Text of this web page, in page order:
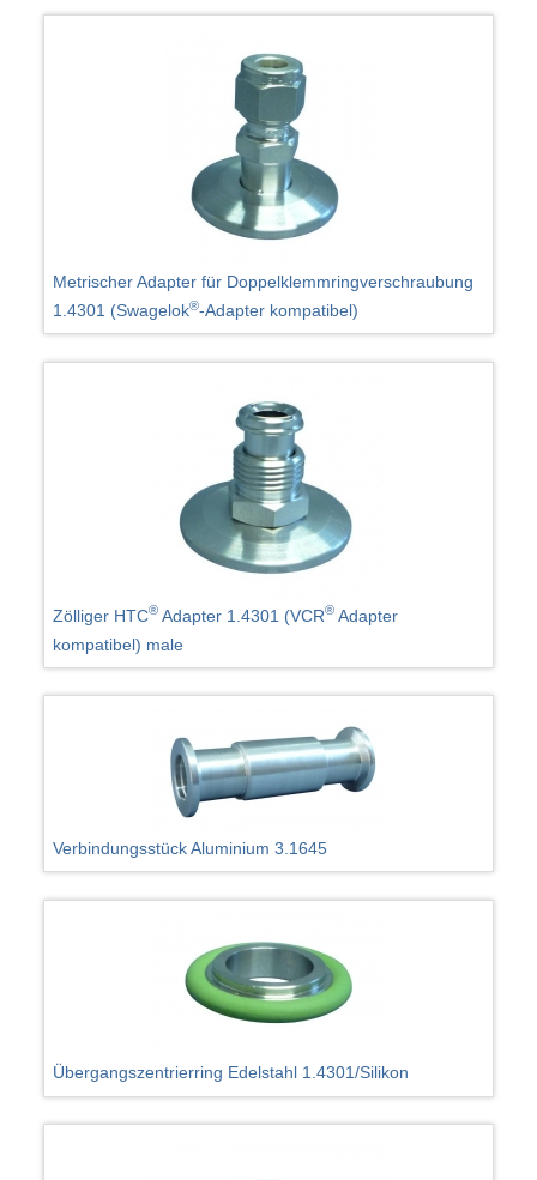
Metrischer Adapter für Doppelklemmringverschraubung
1.4301 (Swagelok®-Adapter kompatibel)
Zölliger HTC® Adapter 1.4301 (VCR® Adapter
kompatibel) male
Verbindungsstück Aluminium 3.1645
Übergangszentrierring Edelstahl 1.4301/Silikon